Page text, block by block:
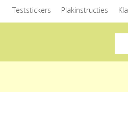
Teststickers Plakinstructies